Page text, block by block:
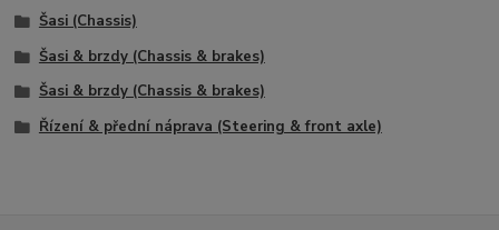
Šasi (Chassis)
Šasi & brzdy (Chassis & brakes)
Šasi & brzdy (Chassis & brakes)
Řízení & přední náprava (Steering & front axle)